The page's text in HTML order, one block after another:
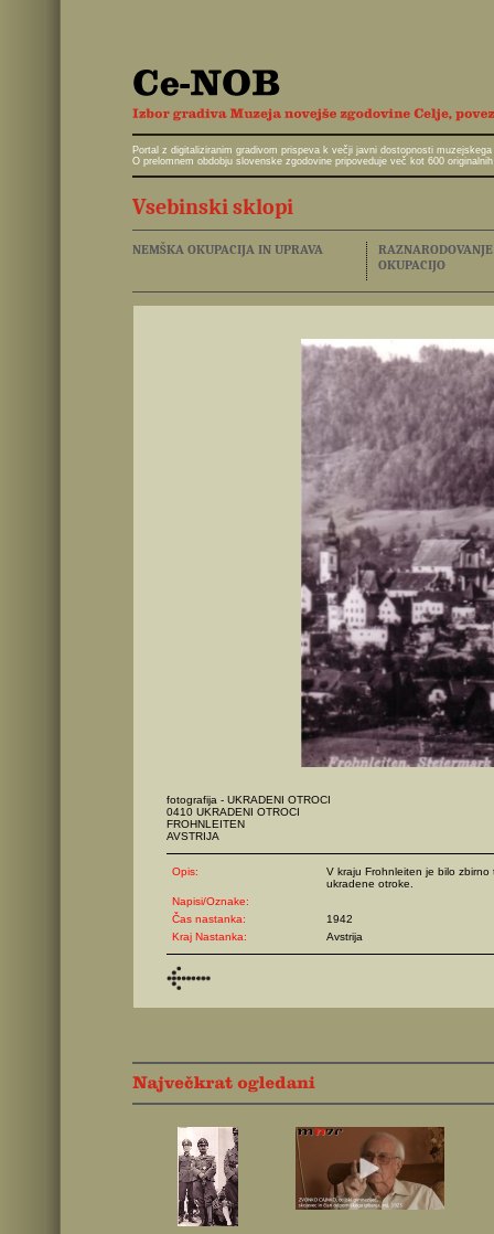
Portal z digitaliziranim gradivom prispeva k večji javni dostopnosti
O prelomnem obdobju slovenske zgodovine pripoveduje več kot 600
Vsebinski sklopi
NEMŠKA OKUPACIJA IN UPRAVA
OKUPACIJO
fotografija - UKRADENI OTROCI
0410 UKRADENI OTROCI
FROHNLEITEN
AVSTRIJA
Opis:
V kraju Frohnleiten je bilo
ukradene otroke.
Napisi/Oznake:
Čas nastanka:
1942
Kraj Nastanka:
Avstrija